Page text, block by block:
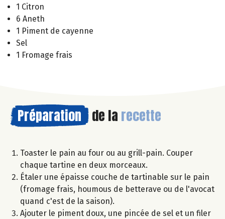
1 Citron
6 Aneth
1 Piment de cayenne
Sel
1 Fromage frais
Préparation de la recette
Toaster le pain au four ou au grill-pain. Couper
chaque tartine en deux morceaux.
Étaler une épaisse couche de tartinable sur le pain
(fromage frais, houmous de betterave ou de l'avocat
quand c'est de la saison).
Ajouter le piment doux, une pincée de sel et un filer